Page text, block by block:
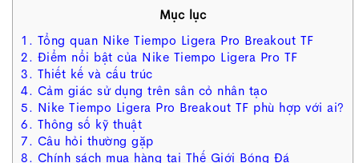
Mục lục
1. Tổng quan Nike Tiempo Ligera Pro Breakout TF
2. Điểm nổi bật của Nike Tiempo Ligera Pro TF
3. Thiết kế và cấu trúc
4. Cảm giác sử dụng trên sân cỏ nhân tạo
5. Nike Tiempo Ligera Pro Breakout TF phù hợp với ai?
6. Thông số kỹ thuật
7. Câu hỏi thường gặp
8. Chính sách mua hàng tại Thế Giới Bóng Đá